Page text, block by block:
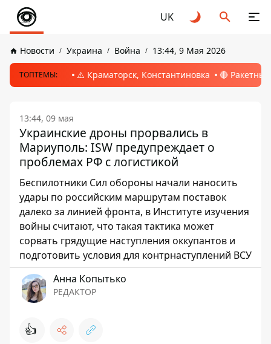
UK
Новости Украина Война 13:44, 9 Мая 2026
ТОПТЕМЫ: ⚠️ Краматорск, Константиновка 🔴
13:44, 09 мая
Украинские дроны прорвались в
Мариуполь: ISW предупреждает о
проблемах РФ с логистикой
Беспилотники Сил обороны начали наносить
удары по российским маршрутам поставок
далеко за линией фронта, в Институте изучения
войны считают, что такая тактика может
сорвать грядущие наступления оккупантов и
подготовить условия для контрнаступлений ВСУ
Анна Копытько
РЕДАКТОР
👍